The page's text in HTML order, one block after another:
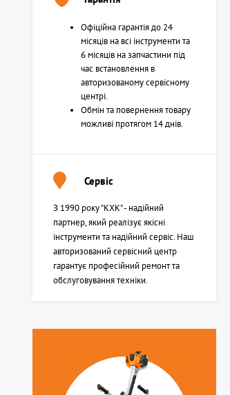
Офіційна гарантія до 24
місяців на всі інструменти та
6 місяців на запчастини під
час встановлення в
авторизованому сервісному
центрі.
Обмін та повернення товару
можливі протягом 14 днів.
Сервіс
З 1990 року "КХК" - надійний
партнер, який реалізує якісні
інструменти та надійний сервіс. Наш
авторизований сервісний центр
гарантує професійний ремонт та
обслуговування техніки.